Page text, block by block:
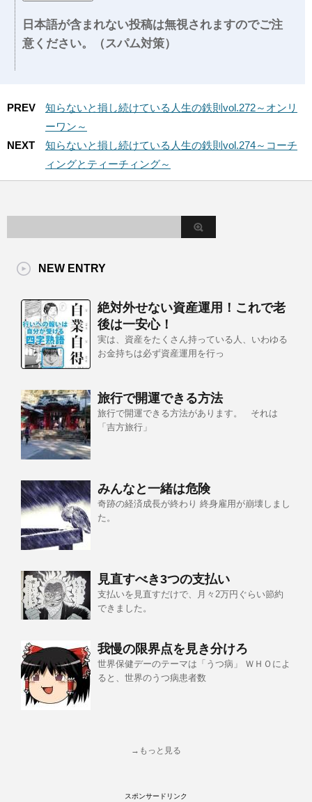
日本語が含まれない投稿は無視されますのでご注
意ください。（スパム対策）
PREV
知らないと損し続けている人生の鉄則vol.272～オンリ
ーワン～
NEXT
知らないと損し続けている人生の鉄則vol.274～コーチ
ィングとティーチィング～
NEW ENTRY
絶対外せない資産運用！これで老
後は一安心！
実は、資産をたくさん持っている人、いわゆる
お金持ちは必ず資産運用を行っ
旅行で開運できる方法
旅行で開運できる方法があります。 それは
「吉方旅行」
みんなと一緒は危険
奇跡の経済成長が終わり 終身雇用が崩壊しまし
た。
見直すべき3つの支払い
支払いを見直すだけで、月々2万円ぐらい節約
できました。
我慢の限界点を見き分けろ
世界保健デーのテーマは「うつ病」 ＷＨＯによ
ると、世界のうつ病患者数
→もっと見る
スポンサードリンク